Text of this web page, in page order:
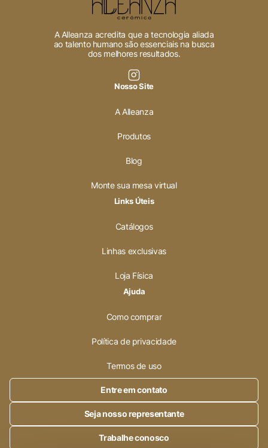
A Alleanza acredita que a tecnologia aliada
ao talento humano são essenciais na busca
dos melhores resultados.
Nosso Site
A Alleanza
Produtos
Blog
Monte sua mesa virtual
Links Úteis
Catálogos
Linhas exclusivas
Loja Física
Ajuda
Como comprar
Política de privacidade
Termos de uso
Entre em contato
Seja nosso representante
Trabalhe conosco